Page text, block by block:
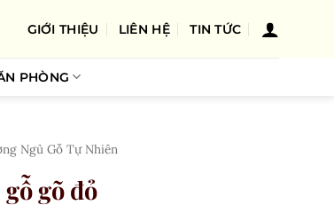
GIỚI THIỆU LIÊN HỆ TIN TỨC
PHÒNG
Ngủ Gỗ Tự Nhiên
gõ đỏ